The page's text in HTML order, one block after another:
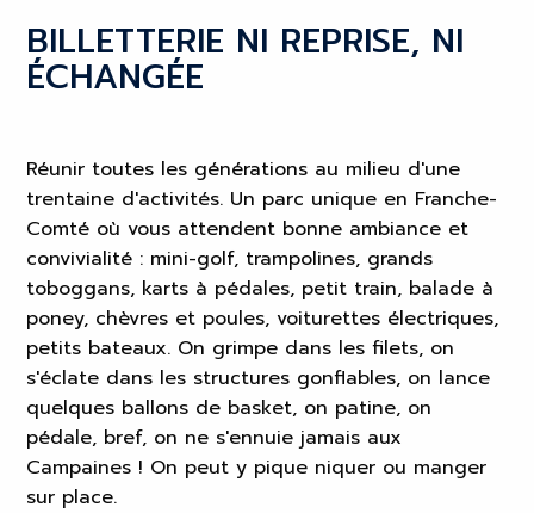
BILLETTERIE NI REPRISE, NI
ÉCHANGÉE
Réunir toutes les générations au milieu d'une
trentaine d'activités. Un parc unique en Franche-
Comté où vous attendent bonne ambiance et
convivialité : mini-golf, trampolines, grands
toboggans, karts à pédales, petit train, balade à
poney, chèvres et poules, voiturettes électriques,
petits bateaux. On grimpe dans les filets, on
s'éclate dans les structures gonflables, on lance
quelques ballons de basket, on patine, on
pédale, bref, on ne s'ennuie jamais aux
Campaines ! On peut y pique niquer ou manger
sur place.